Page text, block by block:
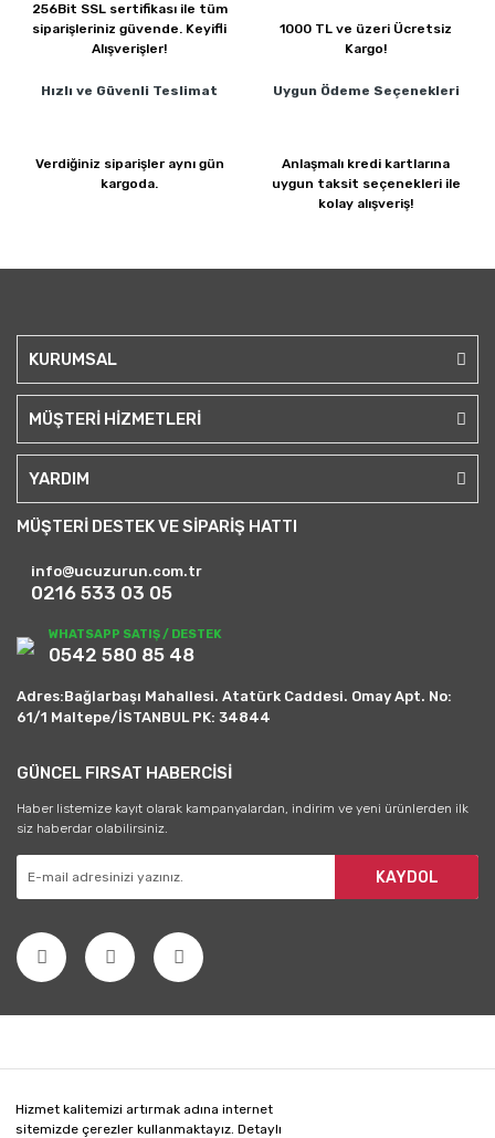
Hizmet kalitemizi artırmak adına internet
sitemizde çerezler kullanmaktayız. Detaylı
256Bit SSL sertifikası ile tüm
siparişleriniz güvende. Keyifli
Alışverişler!
1000 TL ve üzeri Ücretsiz
Kargo!
Hızlı ve Güvenli Teslimat
Verdiğiniz siparişler aynı gün
kargoda.
Uygun Ödeme Seçenekleri
Anlaşmalı kredi kartlarına
uygun taksit seçenekleri ile
kolay alışveriş!
KURUMSAL
MÜŞTERİ HİZMETLERİ
YARDIM
MÜŞTERİ DESTEK VE SİPARİŞ HATTI
info@ucuzurun.com.tr
0216 533 03 05
WHATSAPP SATIŞ / DESTEK
0542 580 85 48
Adres:Bağlarbaşı Mahallesi. Atatürk Caddesi. Omay Apt. No:
61/1 Maltepe/İSTANBUL PK: 34844
GÜNCEL FIRSAT HABERCİSİ
Haber listemize kayıt olarak kampanyalardan, indirim ve yeni ürünlerden ilk
siz haberdar olabilirsiniz.
KAYDOL